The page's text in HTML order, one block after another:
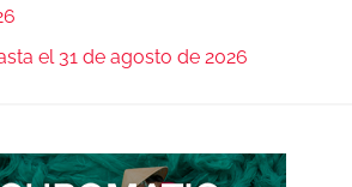
el 31 de agosto de 2026